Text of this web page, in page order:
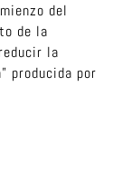
del
de la
la
producida por